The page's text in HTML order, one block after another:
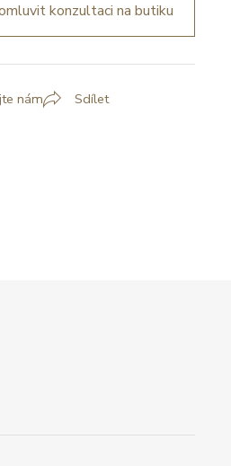
konzultaci na butiku
nám Sdílet